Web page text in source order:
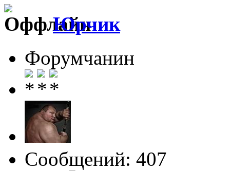
Юрчик
Форумчанин
Сообщений: 407